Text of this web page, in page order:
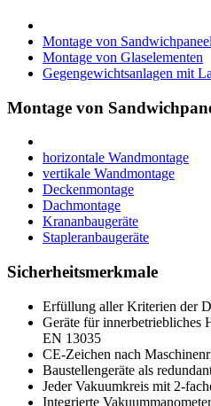
Montage von
Montage von Glaselementen
Gegengewichtsanlagen mit
Montage von
horizontale Wandmontage
vertikale Wandmontage
Deckenmontage
Dachmontage
Krananbaugeräte
Stapleranbaugeräte
Sicherheitsmerkmale
Erfüllung aller Kriterien der
Geräte für innerbetriebliches
EN 13035
CE-Zeichen nach
Baustellengeräte als
Jeder Vakuumkreis mit 2-
Integrierte Vakuummanometer